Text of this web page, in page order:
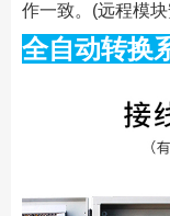
作一致。(远程模
全自动转换